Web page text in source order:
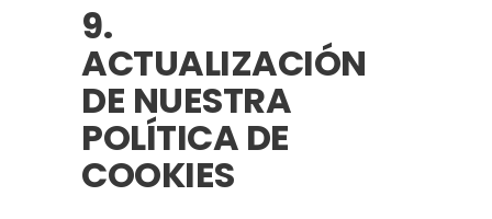
9.
ACTUALIZACIÓN
DE NUESTRA
POLÍTICA DE
COOKIES